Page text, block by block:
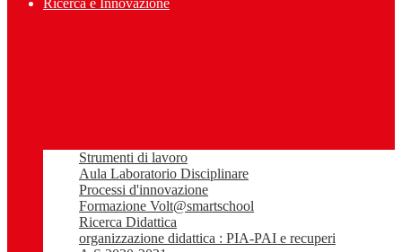
Ricerca e Innovazione
Strumenti di lavoro
Aula Laboratorio Disciplinare
Processi d'innovazione
Formazione Volt@smartschool
Ricerca Didattica
organizzazione didattica : PIA-PAI e recuperi